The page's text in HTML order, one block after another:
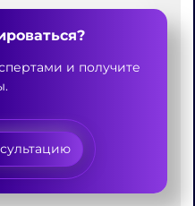
и получите